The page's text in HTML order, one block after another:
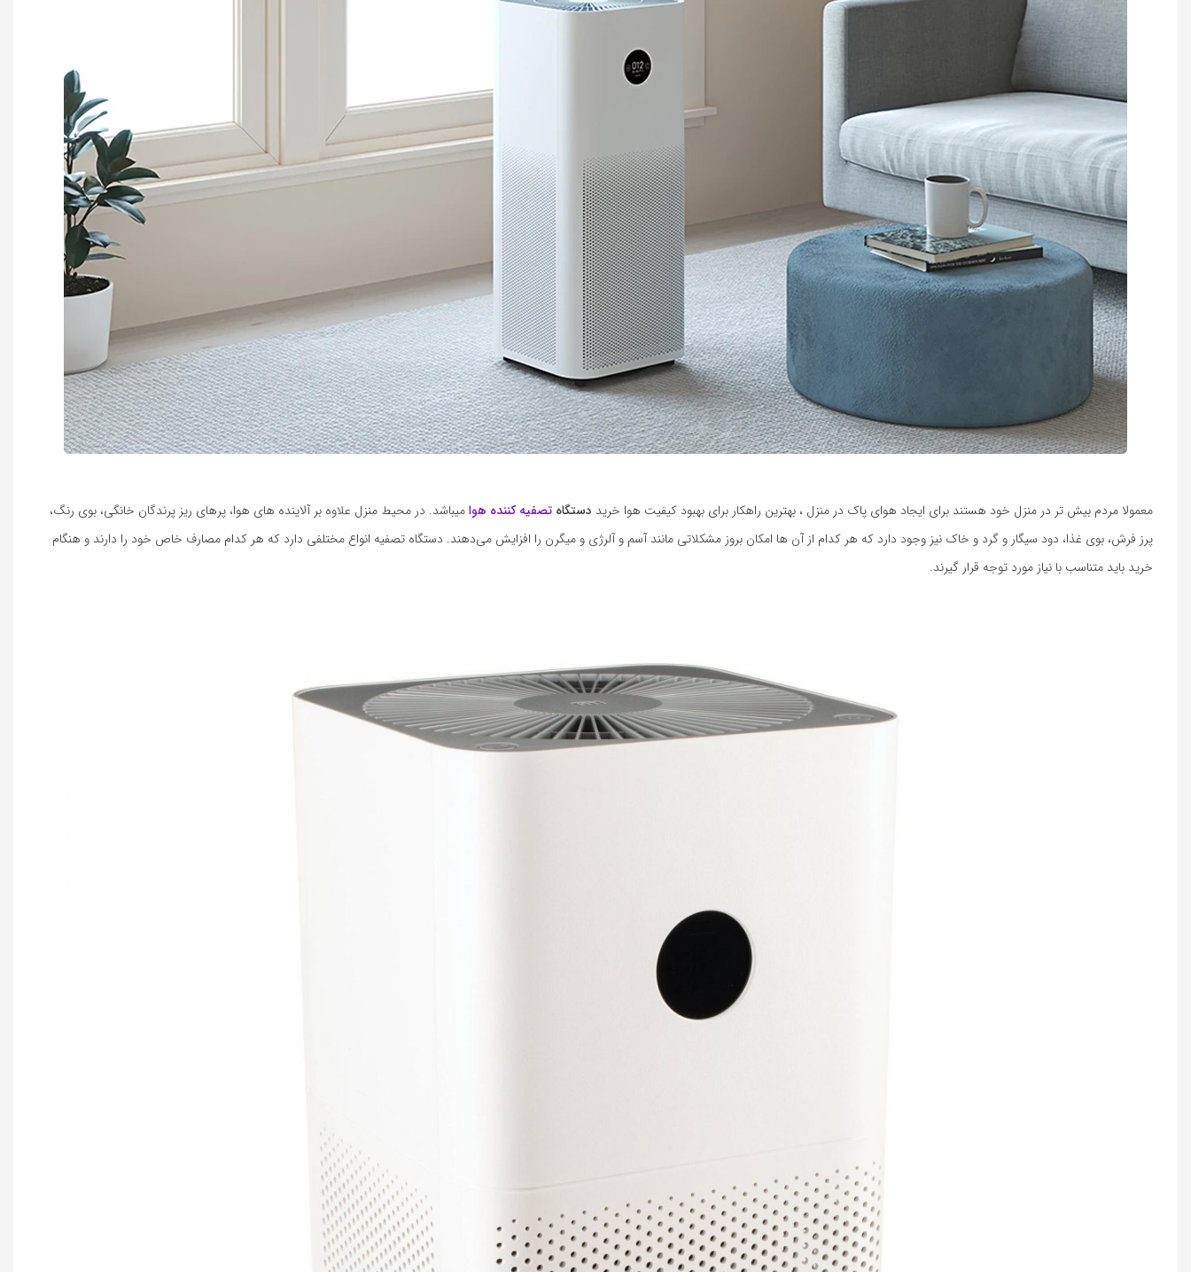
معمولا مردم بیش تر در منزل خود هستند برای ایجاد هوای پاک در منزل ، بهترین راهکار برای بهبود کیفیت هوا خرید دستگاه تصفیه کننده هوامیباشد. در محیط منزل علاوه بر آلاینده های هوا، پرهای ریز پرندگان خانگی، بوی رنگ،
پرز فرش، بوی غذا، دود سیگار و گرد و خاک نیز وجود دارد که هر کدام از آن ها امکان بروز مشکلاتی مانند آسم و آلرژی و میگرن را افزایش می‌دهند. دستگاه تصفیه انواع مختلفی دارد که هر کدام مصارف خاص خود را دارند و هنگام
خرید باید متناسب با نیاز مورد توجه قرار گیرند.